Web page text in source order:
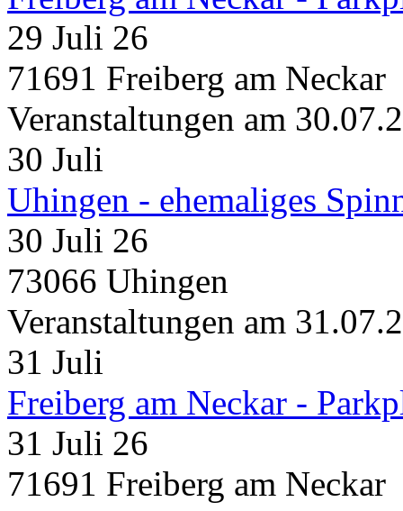
29 Juli 26
71691 Freiberg am Neckar
Veranstaltungen am
30 Juli
Uhingen - ehemaliges
30 Juli 26
73066 Uhingen
Veranstaltungen am
31 Juli
Freiberg am Neckar -
31 Juli 26
71691 Freiberg am Neckar